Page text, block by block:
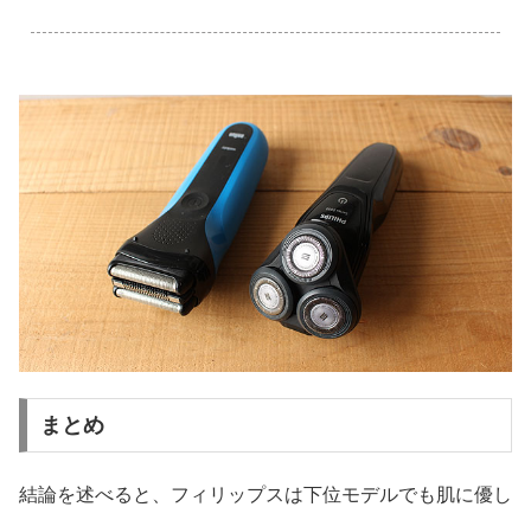
まとめ
結論を述べると、フィリップスは下位モデルでも肌に優し